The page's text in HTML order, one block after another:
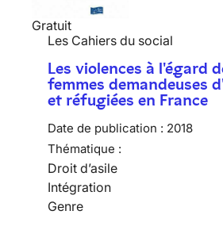
Gratuit
Les Cahiers du social
Les violences à l'égard
femmes demandeuses
et réfugiées en France
Date de publication : 2018
Thématique :
Droit d’asile
Intégration
Genre